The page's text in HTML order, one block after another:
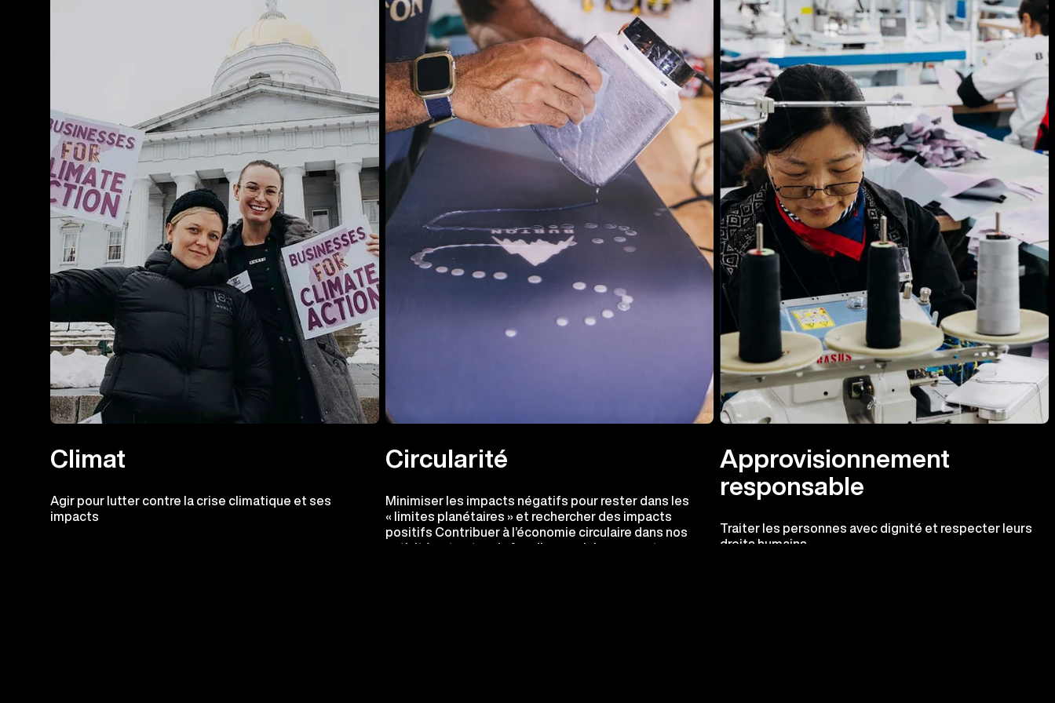
Climat
Agir pour lutter contre la crise climatique et ses
impacts
Circularité
Minimiser les impacts négatifs pour rester dans les
« limites planétaires » et rechercher des impacts
positifs Contribuer à l’économie circulaire dans nos
activités et notre chaîne d'approvisionnement
Approvisionnement
responsable
Traiter les personnes avec dignité et respecter leurs
droits humains